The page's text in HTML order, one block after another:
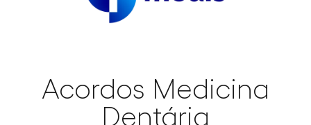
Acordos Medicina
Dentária